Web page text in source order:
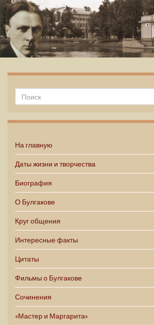
На главную
Даты жизни и творчества
Биография
О Булгакове
Круг общения
Интересные факты
Цитаты
Фильмы о Булгакове
Сочинения
«Мастер и Маргарита»